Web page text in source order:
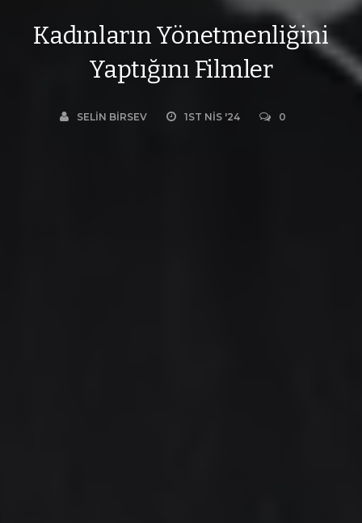
Kadınların Yönetmenliğini
Yaptığını Filmler
SELIN BIRSEV 1ST NIS '24 0